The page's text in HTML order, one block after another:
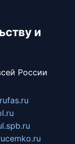
и
России
fas.ru
cemko.ru